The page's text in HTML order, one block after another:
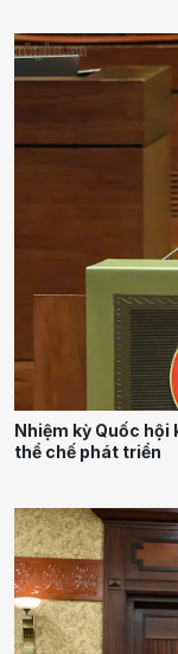
Nhiệm kỳ Quốc hội
thể chế phát triển